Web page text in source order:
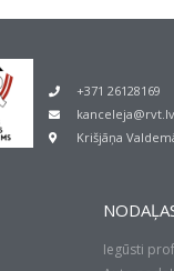
+371 26128169
kanceleja@rvt.lv
Krišjāņa
Iegūsti